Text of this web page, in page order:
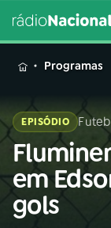
MENU
Buscar
na
Rádio
Nacional
Programas
EPISÓDIO
em
gols